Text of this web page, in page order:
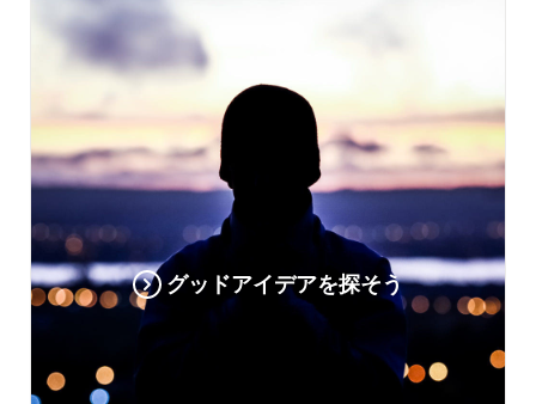
グッドアイデアを探そう